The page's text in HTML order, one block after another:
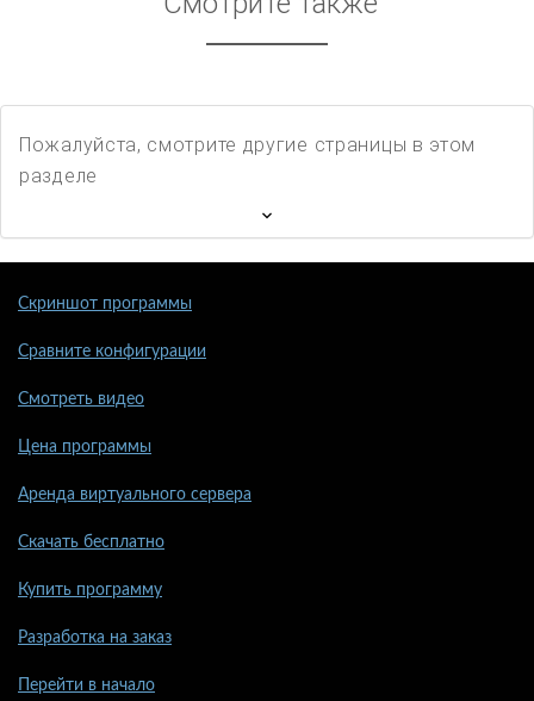
Пожалуйста, смотрите другие страницы в этом
разделе
Скриншот программы
Сравните конфигурации
Смотреть видео
Цена программы
Аренда виртуального сервера
Скачать бесплатно
Купить программу
Разработка на заказ
Перейти в начало